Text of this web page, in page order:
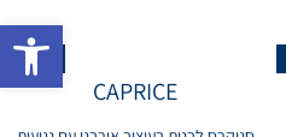
-20%
CAPRICE